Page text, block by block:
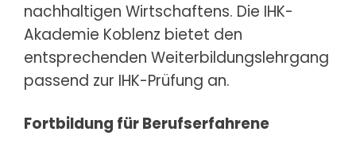
nachhaltigen Wirtschaftens. Die IHK-
Akademie Koblenz bietet den
entsprechenden Weiterbildungslehrgang
passend zur IHK-Prüfung an.
Fortbildung für Berufserfahrene